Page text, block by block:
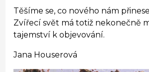
Těšíme se, co nového nám
Zvířecí svět má totiž nekonečně
tajemství k objevování.
Jana Houserová